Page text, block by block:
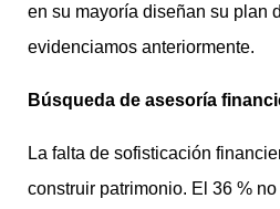
en su mayoría diseñan su plan
evidenciamos anteriormente.
Búsqueda de asesoría
La falta de sofisticación
construir patrimonio. El 36 %